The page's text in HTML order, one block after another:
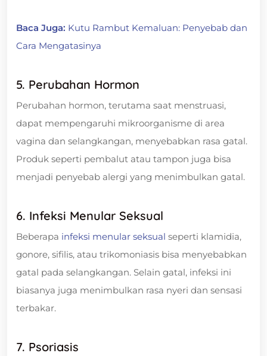
Baca Juga: Kutu Rambut Kemaluan: Penyebab dan
Cara Mengatasinya
5. Perubahan Hormon
Perubahan hormon, terutama saat menstruasi,
dapat mempengaruhi mikroorganisme di area
vagina dan selangkangan, menyebabkan rasa gatal.
Produk seperti pembalut atau tampon juga bisa
menjadi penyebab alergi yang menimbulkan gatal.
6. Infeksi Menular Seksual
Beberapa infeksi menular seksual seperti klamidia,
gonore, sifilis, atau trikomoniasis bisa menyebabkan
gatal pada selangkangan. Selain gatal, infeksi ini
biasanya juga menimbulkan rasa nyeri dan sensasi
terbakar.
7. Psoriasis